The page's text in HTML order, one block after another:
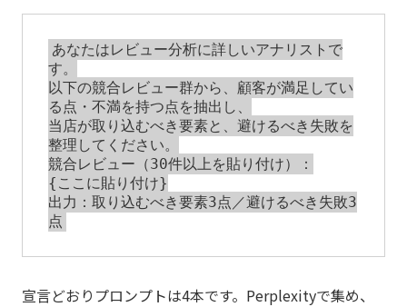
あなたはレビュー分析に詳しいアナリストで
す。
以下の競合レビュー群から、顧客が満足してい
る点・不満を持つ点を抽出し、
当店が取り込むべき要素と、避けるべき失敗を
整理してください。
競合レビュー（30件以上を貼り付け）：
{ここに貼り付け}
出力：取り込むべき要素3点／避けるべき失敗3
宣言どおりプロンプトは4本です。Perplexityで集め、